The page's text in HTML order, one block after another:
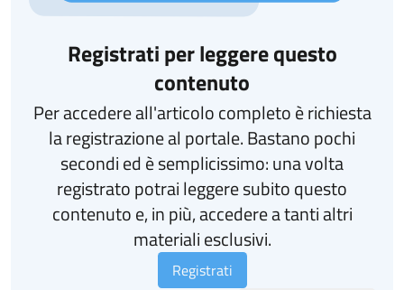
Registrati per leggere questo
contenuto
Per accedere all'articolo completo è richiesta
la registrazione al portale. Bastano pochi
secondi ed è semplicissimo: una volta
registrato potrai leggere subito questo
contenuto e, in più, accedere a tanti altri
materiali esclusivi.
Registrati